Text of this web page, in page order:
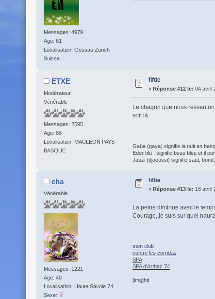
Messages: 4979
Age: 61
Localisation: Gossau Zürich
Suisse
ETXE
Modérateur
Vénérable
Messages: 2595
Age: 66
Localisation: MAULEON PAYS
BASQUE
fiftie
« Réponse #12 le: 04 avril
Le chagrin que nous
soit là.
Gaüa (gaya) signifie la nuit en
Eder blü : signifie beau bleu et il
Jauzi (djaoussi) signifie saut,
cha
Vénérable
Messages: 1221
Age: 40
Localisation: Haute Savoie 74
Sexe:
fiftie
« Réponse #13 le: 16 avril
La peine diminue avec le
Courage, je suis sur quel
mon club
contre les corridas
SPA
SPA d'Arthaz 74
[img]htt